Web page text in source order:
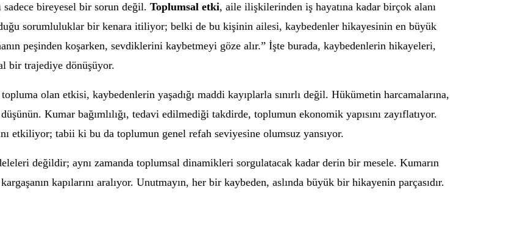
sadece bireyesel bir sorun değil. Toplumsal etki, aile ilişkilerinden iş hayatına kadar birçok alanı
sorumluluklar bir kenara itiliyor; belki de bu kişinin ailesi, kaybedenler hikayesinin en büyük
peşinden koşarken, sevdiklerini kaybetmeyi göze alır.” İşte burada, kaybedenlerin hikayeleri,
bir trajediye dönüşüyor.
olan etkisi, kaybedenlerin yaşadığı maddi kayıplarla sınırlı değil. Hükümetin harcamalarına,
Kumar bağımlılığı, tedavi edilmediği takdirde, toplumun ekonomik yapısını zayıflatıyor.
etkiliyor; tabii ki bu da toplumun genel refah seviyesine olumsuz yansıyor.
değildir; aynı zamanda toplumsal dinamikleri sorgulatacak kadar derin bir mesele. Kumarın
kapılarını aralıyor. Unutmayın, her bir kaybeden, aslında büyük bir hikayenin parçasıdır.